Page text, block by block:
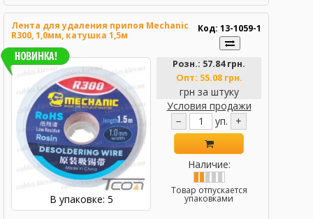
Лента для удаления припоя Mechanic
R300, 1,0мм, катушка 1,5м
Код: 13-1059-1
В упаковке: 5
Розн.: 57.84 грн.
Опт: 55.08 грн.
грн за штуку
Условия продажи
−
уп. +
Наличие:
Товар отпускается
упаковками